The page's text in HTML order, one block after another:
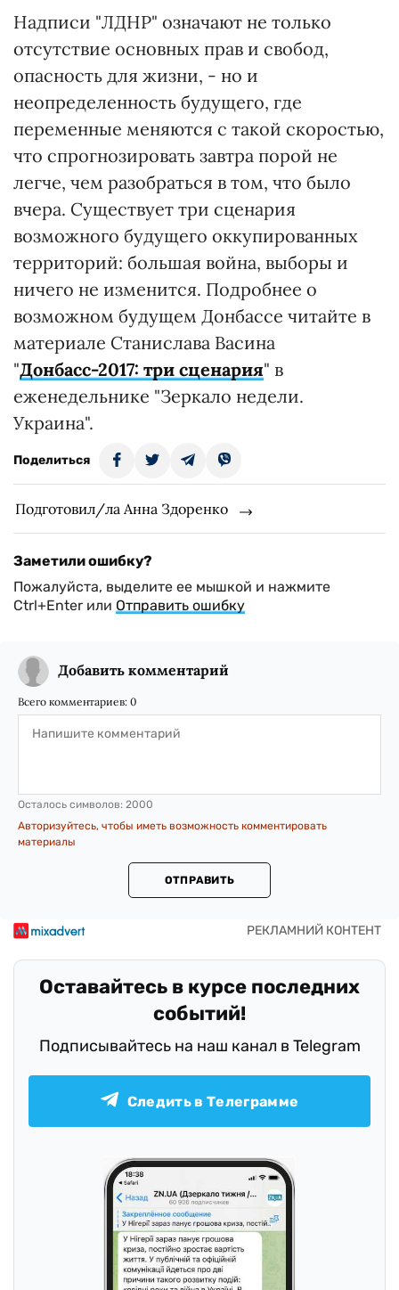
Надписи "ЛДНР" означают не только
отсутствие основных прав и свобод,
опасность для жизни, - но и
неопределенность будущего, где
переменные меняются с такой скоростью,
что спрогнозировать завтра порой не
легче, чем разобраться в том, что было
вчера. Существует три сценария
возможного будущего оккупированных
территорий: большая война, выборы и
ничего не изменится. Подробнее о
возможном будущем Донбассе читайте в
материале Станислава Васина
"Донбасс-2017: три сценария" в
еженедельнике "Зеркало недели.
Украина".
Поделиться
Подготовил/ла Анна Здоренко
Заметили ошибку?
Пожалуйста, выделите ее мышкой и нажмите
Ctrl+Enter или Отправить ошибку
Добавить комментарий
Всего комментариев: 0
Осталось символов: 2000
Авторизуйтесь, чтобы иметь возможность комментировать
материалы
ОТПРАВИТЬ
Оставайтесь в курсе последних
событий!
Подписывайтесь на наш канал в Telegram
Следить в Телеграмме